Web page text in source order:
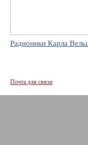
Радионики Карла
Почта для связи